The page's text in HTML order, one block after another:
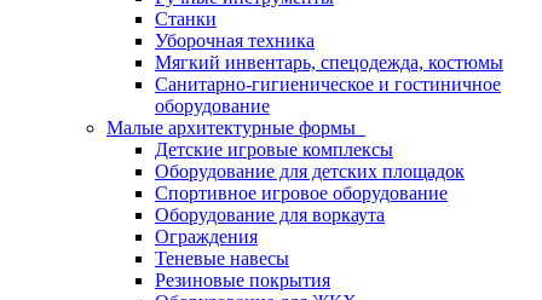
Станки
Уборочная техника
Мягкий инвентарь, спецодежда, костюмы
Санитарно-гигиеническое и гостиничное
оборудование
Малые архитектурные формы
Детские игровые комплексы
Оборудование для детских площадок
Спортивное игровое оборудование
Оборудование для воркаута
Ограждения
Теневые навесы
Резиновые покрытия